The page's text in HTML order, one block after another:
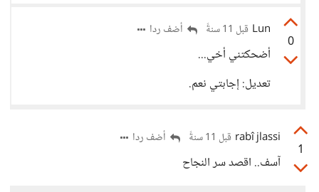
0
Lun قبل 11 سنةً أضف ردا
أضحكتني أخي...
تعديل: إجابتي نعم.
1
rabî jlassi قبل 11 سنةً أضف ردا
آسف.. اقصد سر النجاح